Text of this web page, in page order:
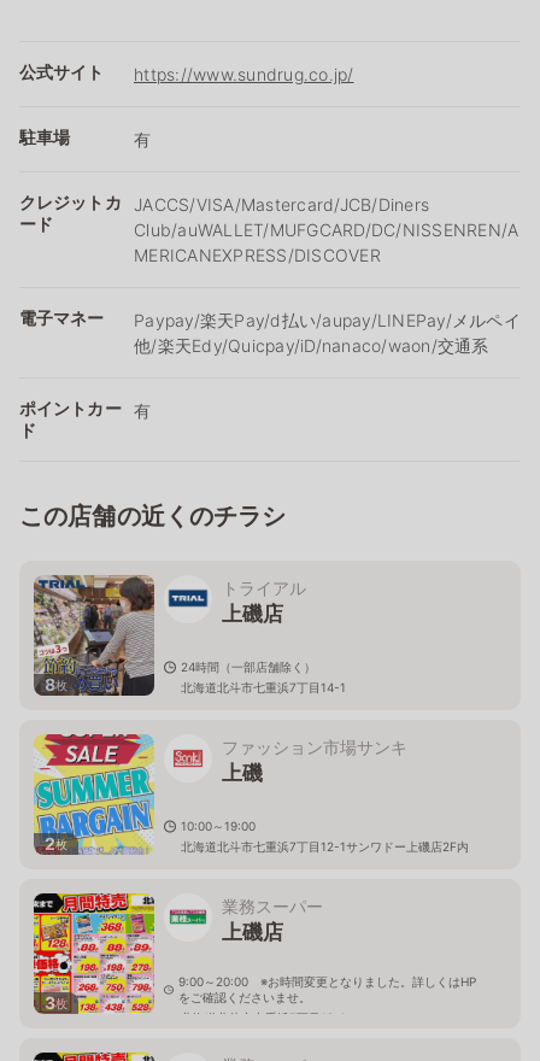
公式サイト https://www.sundrug.co.jp/
駐車場 有
クレジットカ
ード
JACCS/VISA/Mastercard/JCB/Diners
Club/auWALLET/MUFGCARD/DC/NISSENREN/A
MERICANEXPRESS/DISCOVER
電子マネー
Paypay/楽天Pay/ⅾ払い/aupay/LINEPay/メルペイ
他/楽天Edy/Quicpay/iD/nanaco/waon/交通系
ポイントカー
ド
有
この店舗の近くのチラシ
8枚
トライアル
上磯店
24時間（一部店舗除く）
北海道北斗市七重浜7丁目14-1
2枚
ファッション市場サンキ
上磯
10:00～19:00
北海道北斗市七重浜7丁目12-1サンワドー上磯店2F内
3枚
業務スーパー
上磯店
9:00～20:00 ※お時間変更となりました。詳しくはHP
をご確認くださいませ。
北海道北斗市七重浜7丁目12-1